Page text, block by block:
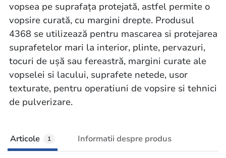
vopsea pe suprafaţa protejată, astfel permite o
vopsire curată, cu margini drepte. Produsul
4368 se utilizează pentru mascarea si protejarea
suprafetelor mari la interior, plinte, pervazuri,
tocuri de uşă sau fereastră, margini curate ale
vopselei si lacului, suprafete netede, usor
texturate, pentru operatiuni de vopsire si tehnici
de pulverizare.
Articole 1 Informatii despre produs